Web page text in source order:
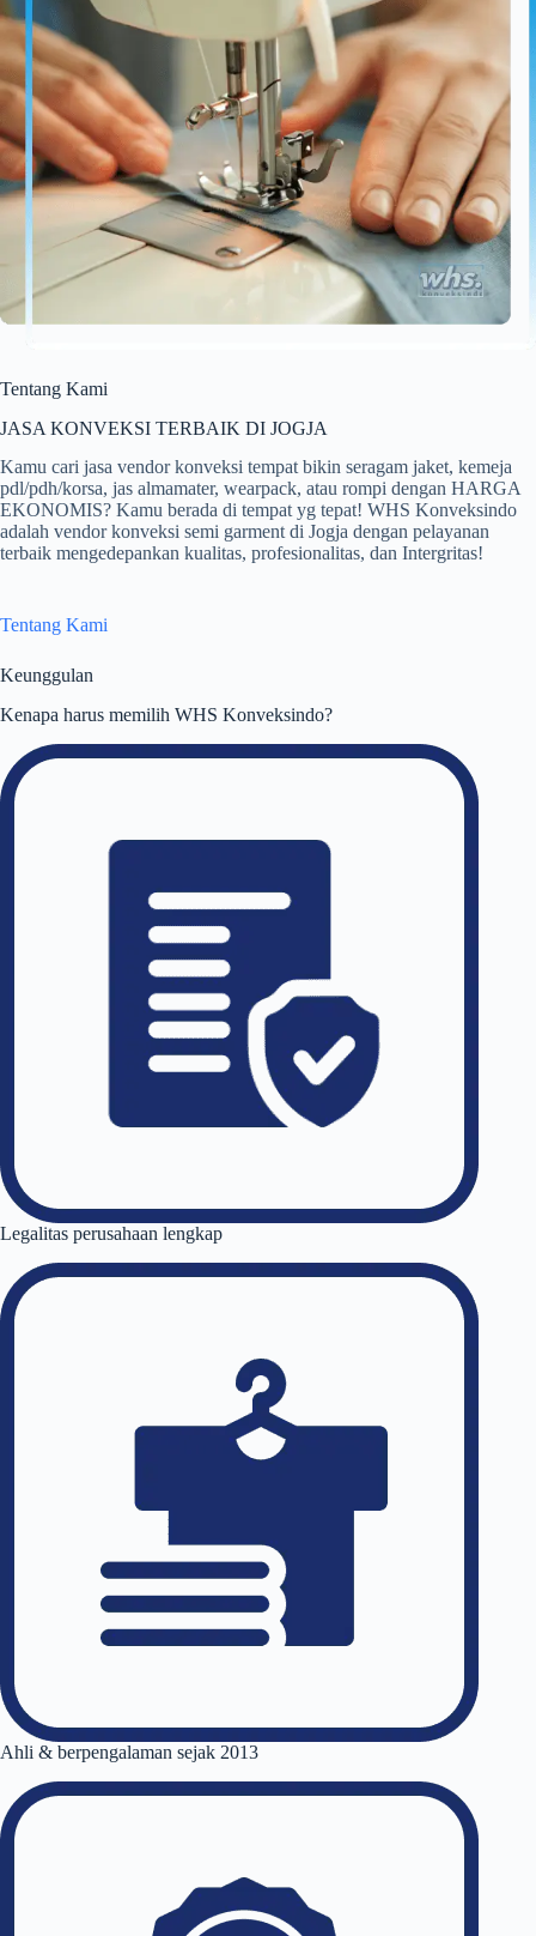
Tentang Kami
JASA KONVEKSI TERBAIK DI JOGJA
Kamu cari jasa vendor konveksi tempat bikin seragam jaket, kemeja
pdl/pdh/korsa, jas almamater, wearpack, atau rompi dengan HARGA
EKONOMIS? Kamu berada di tempat yg tepat! WHS Konveksindo
adalah vendor konveksi semi garment di Jogja dengan pelayanan
terbaik mengedepankan kualitas, profesionalitas, dan Intergritas!
Tentang Kami
Keunggulan
Kenapa harus memilih WHS Konveksindo?
Legalitas perusahaan lengkap
Ahli & berpengalaman sejak 2013